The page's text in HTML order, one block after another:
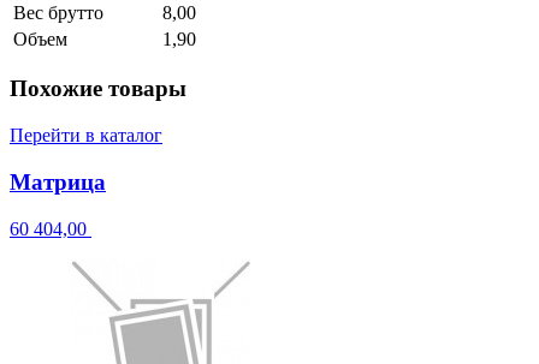
Вес брутто
8,00
Объем
1,90
Похожие товары
Перейти в каталог
Матрица
60 404,00